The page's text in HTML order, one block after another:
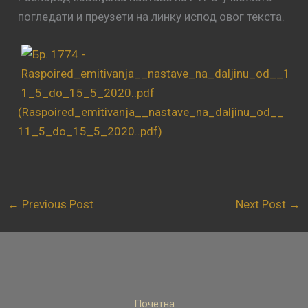
погледати и преузети на линку испод овог текста.
(Raspoired_emitivanja__nastave_na_daljinu_od__
11_5_do_15_5_2020..pdf)
← Previous Post Next Post →
Почетна